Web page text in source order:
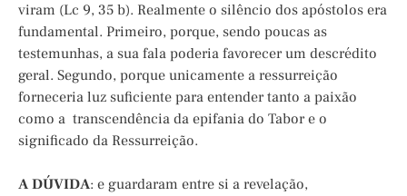
viram (Lc 9, 35 b). Realmente o silêncio dos apóstolos era
fundamental. Primeiro, porque, sendo poucas as
testemunhas, a sua fala poderia favorecer um descrédito
geral. Segundo, porque unicamente a ressurreição
forneceria luz suficiente para entender tanto a paixão
como a transcendência da epifania do Tabor e o
significado da Ressurreição.
A DÚVIDA: e guardaram entre si a revelação,